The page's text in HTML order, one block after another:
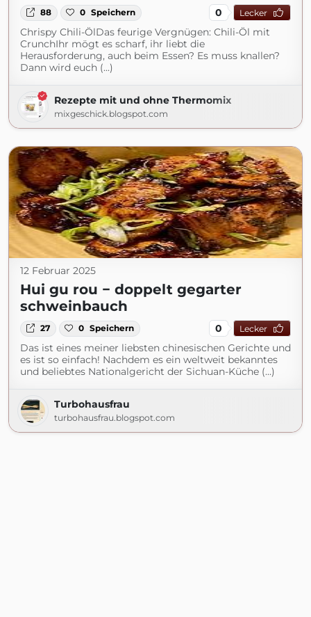
88 0 Speichern 0 Lecker
Chrispy Chili-ÖlDas feurige Vergnügen: Chili-Öl mit
CrunchIhr mögt es scharf, ihr liebt die
Herausforderung, auch beim Essen? Es muss knallen?
Dann wird euch (...)
Rezepte mit und ohne Thermomix
mixgeschick.blogspot.com
12 Februar 2025
Hui gu rou − doppelt gegarter
schweinbauch
27 0 Speichern 0 Lecker
Das ist eines meiner liebsten chinesischen Gerichte und
es ist so einfach! Nachdem es ein weltweit bekanntes
und beliebtes Nationalgericht der Sichuan-Küche (...)
Turbohausfrau
turbohausfrau.blogspot.com